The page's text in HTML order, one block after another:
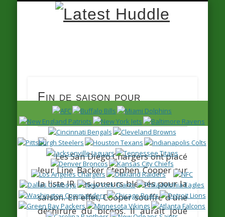
Fin de saison pour
Stephen Cooper
Les San Diego Chargers ont placé
leur Line BackerStephen Coopersur
la liste IR des joueurs blessés pour la
saison. En effet, Cooper souffre d’une
déchirure du biceps. Il aurait joué